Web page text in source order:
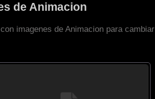
de Animacion
imagenes de Animacion para cambiar